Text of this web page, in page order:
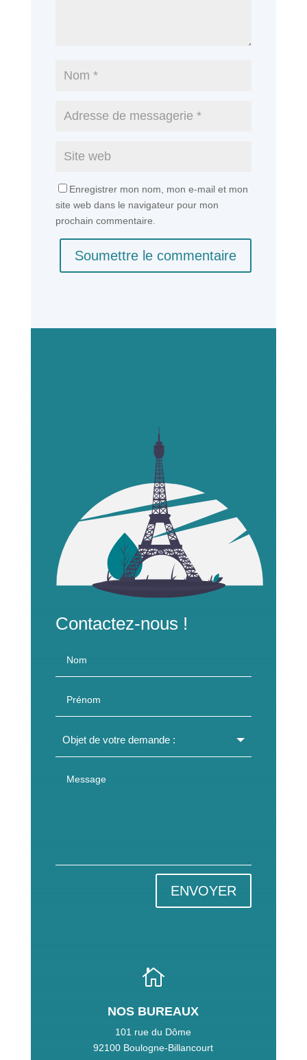
Enregistrer mon nom, mon e-mail et mon
site web dans le navigateur pour mon
prochain commentaire.
Soumettre le commentaire
Contactez-nous !
ENVOYER

NOS BUREAUX
101 rue du Dôme
92100 Boulogne-Billancourt